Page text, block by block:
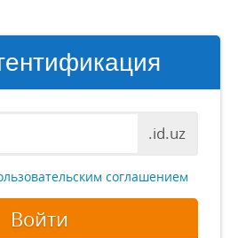
.id.uz
соглашением
Войти